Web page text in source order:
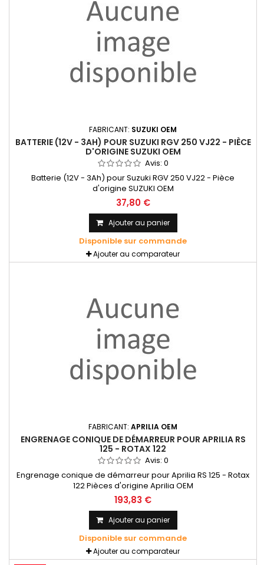
FABRICANT: SUZUKI OEM
BATTERIE (12V - 3AH) POUR SUZUKI RGV 250 VJ22 - PIÈCE
D'ORIGINE SUZUKI OEM
Avis: 0
Batterie (12V - 3Ah) pour Suzuki RGV 250 VJ22 - Pièce
d'origine SUZUKI OEM
37,80 €
Ajouter au panier
Disponible sur commande
Ajouter au comparateur
FABRICANT: APRILIA OEM
ENGRENAGE CONIQUE DE DÉMARREUR POUR APRILIA RS
125 - ROTAX 122
Avis: 0
Engrenage conique de démarreur pour Aprilia RS 125 - Rotax
122 Pièces d'origine Aprilia OEM
193,83 €
Ajouter au panier
Disponible sur commande
Ajouter au comparateur